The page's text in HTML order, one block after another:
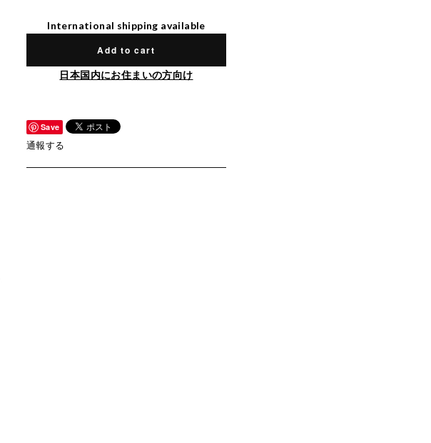
International shipping available
Add to cart
日本国内にお住まいの方向け
Save
通報する